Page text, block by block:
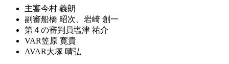
主審今村 義朗
副審船橋 昭次、岩崎 創一
第４の審判員塩津 祐介
VAR笠原 寛貴
AVAR大塚 晴弘